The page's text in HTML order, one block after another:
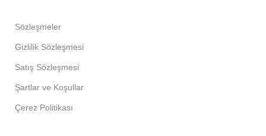
Sözleşmeler
Gizlilik Sözleşmesi
Satış Sözleşmesi
Şartlar ve Koşullar
Çerez Politikası